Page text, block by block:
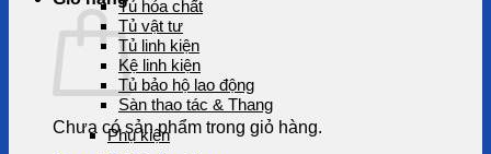
Chưa có sản phẩm trong giỏ hàng.
Tủ hóa chất
Tủ vật tư
Tủ linh kiện
Kệ linh kiện
Tủ bảo hộ lao động
Sàn thao tác & Thang
Phụ kiện